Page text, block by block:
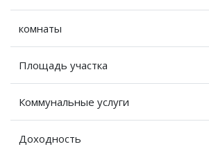
комнаты
Площадь участка
Коммунальные услуги
Доходность